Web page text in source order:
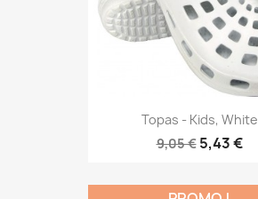
Topas - Kids, White
9,05 € 5,43 €